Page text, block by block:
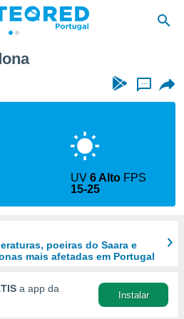
...
UV6 Alto FPS
15-25
poeiras do Saara e
mais afetadas em Portugal
a app da
Instalar